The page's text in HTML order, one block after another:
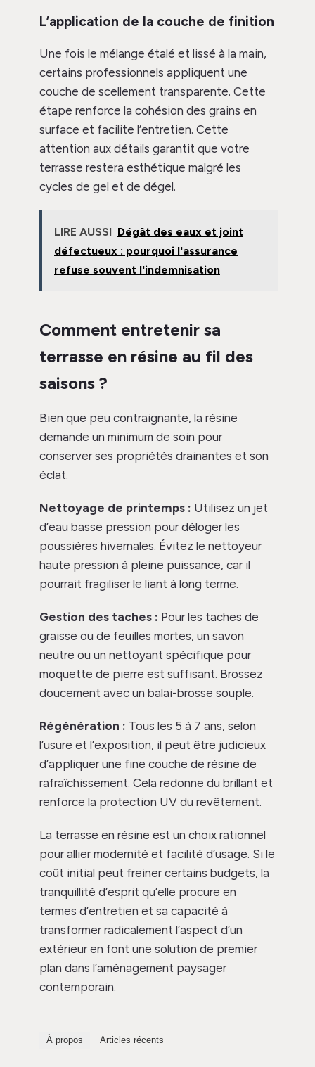
L’application de la couche de finition
Une fois le mélange étalé et lissé à la main,
certains professionnels appliquent une
couche de scellement transparente. Cette
étape renforce la cohésion des grains en
surface et facilite l’entretien. Cette
attention aux détails garantit que votre
terrasse restera esthétique malgré les
cycles de gel et de dégel.
LIRE AUSSI Dégât des eaux et joint
défectueux : pourquoi l'assurance
refuse souvent l'indemnisation
Comment entretenir sa
terrasse en résine au fil des
saisons ?
Bien que peu contraignante, la résine
demande un minimum de soin pour
conserver ses propriétés drainantes et son
éclat.
Nettoyage de printemps : Utilisez un jet
d’eau basse pression pour déloger les
poussières hivernales. Évitez le nettoyeur
haute pression à pleine puissance, car il
pourrait fragiliser le liant à long terme.
Gestion des taches : Pour les taches de
graisse ou de feuilles mortes, un savon
neutre ou un nettoyant spécifique pour
moquette de pierre est suffisant. Brossez
doucement avec un balai-brosse souple.
Régénération : Tous les 5 à 7 ans, selon
l’usure et l’exposition, il peut être judicieux
d’appliquer une fine couche de résine de
rafraîchissement. Cela redonne du brillant et
renforce la protection UV du revêtement.
La terrasse en résine est un choix rationnel
pour allier modernité et facilité d’usage. Si le
coût initial peut freiner certains budgets, la
tranquillité d’esprit qu’elle procure en
termes d’entretien et sa capacité à
transformer radicalement l’aspect d’un
extérieur en font une solution de premier
plan dans l’aménagement paysager
contemporain.
À propos Articles récents